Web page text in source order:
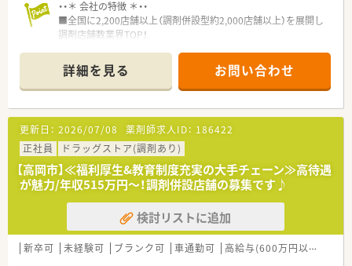
・・＊ 会社の特徴 ＊・・
■全国に2,200店舗以上（調剤併設型約2,000店舗以上）を展開し
調剤店舗数業界TOP！
頑張り次第で高給与も可能！
■経験や勤務コースによりますが、経験の少ない方でも500万前
半スタートと業界TOP水準！
■職種や職域に合わせ、豊富な社内研修や外部組織と連携した研
修を用意されています
■薬剤師が中心の会社だからこそ活躍できるキャリアパスが多
種多様に用意されています。
■店舗拡大に伴い、エリアマネジャーや営業部長等のマネジメン
トのポジションも増えます。
■在宅や教育等の専門性を活かせるスペシャリストを目指すこ
とも可能です。
■その他にも、管理部門や商品部門等の本社スタッフなど活動領
域は多種多様です。
■在宅実施店舗は年々増加しており、在宅医療へもしっかりと関
詳細を見る お問い合わせ
更新日： 2026/07/08 薬剤師求人ID： 186422
正社員
ドラッグストア(調剤あり)
【高岡市】≪福利厚生&教育制度充実の大手チェーン≫高待遇
が魅力/年収515万円～！調剤併設店舗の募集です♪
検討リストに追加
新卒可 未経験可 ブランク可 車通勤可 高給与(600万円以上)